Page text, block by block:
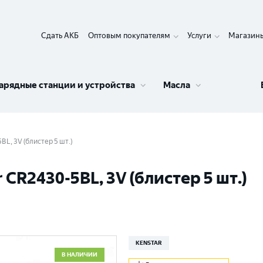
Сдать АКБ Оптовым покупателям Услуги
станции и устройства Масла
3V (блистер 5 шт.)
5BL, 3V (блистер 5 шт.)
В НАЛИЧИИ
KENSTAR